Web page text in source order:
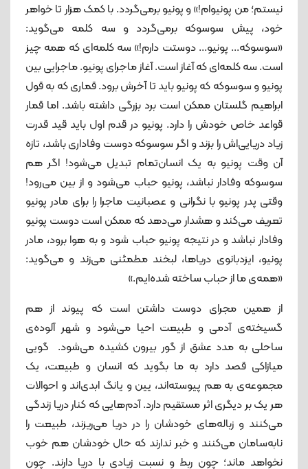
نیستم؛ من پونیوام!» و پونیو برمی‌گردد. با کمک هزار تا خواهر
خود، پیش سوسوکه برمی‌گردد و سه کلمه می‌گوید:
«سوسوکه... پونیو... دوستت دارم!» سه کلمه‌ای که همه چیز
است. سه کلمه‌ای که آغاز است. آغاز ماجرای پونیو. ماجرایی بین
پونیو و سوسوکه که پونیو باید تا آخرش برود. قماری که به قول
ابراهیم گلستان ممکن است برد بزرگی داشته باشد. اما قمار
قواعد خاص خودش را دارد. پونیو در قدم اول باید قید قدرت
زیاد دریایی‌اش را بزند و اگر سوسوکه دوست وفاداری باشد، تازه
آن ‌وقت پونیو به یک انسان‌تمام تبدیل می‌شود! اگر هم
سوسوکه وفادار نباشد، پونیو حباب می‌شود و از بین می‌رود!
وقتی پدر پونیو با نگرانی و عصبانیت ماجرا را برای مادر پونیو
تعریف می‌کند و هشدار می‌دهد که ممکن است دوست پونیو
وفادار نباشد و در نتیجه پونیو حباب شود و به هوا برود، مادر
پونیو، ایزدبانوی دریاها، لبخند مطمئنی می‌زند و می‌گوید:
«همه‌ی ما از حباب ساخته شده‌ایم.»
از همین مجرای دوست داشتن است که پیوند از هم
گسیخته‌ی آدمی و طبیعت احیا می‌شود و شهر آلوده‌‌ی
ساحلی به مدد عشق از گور بیرون کشیده می‌شود. گویی
میازاکی قصد دارد به ما بگوید که انسان و طبیعت، یک
مجموعه‌ی به هم پیوسته‌اند، یین و یانگ ابدی‌اند و احوالات
هر یک بر دیگری اثر مستقیم دارد. آدم‌هایی که کنار دریا زندگی
می‌کنند و زباله‌های خودشان را در دریا می‌ریزند، طبیعت را
نابه‌سامان می‌کنند و خبر ندارند که حال خودشان هم خوب
نخواهد ماند؛ چون ربط و نسبت زیادی با دریا دارند. چون